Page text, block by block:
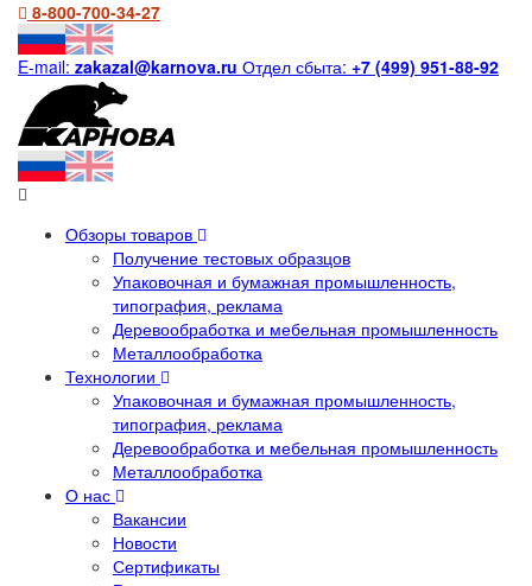
8-800-700-34-27
E-mail: zakazal@karnova.ru Отдел сбыта: +7 (499) 951-88-92
Обзоры товаров
Получение тестовых образцов
Упаковочная и бумажная промышленность,
типография, реклама
Деревообработка и мебельная промышленность
Металлообработка
Технологии
Упаковочная и бумажная промышленность,
типография, реклама
Деревообработка и мебельная промышленность
Металлообработка
О нас
Вакансии
Новости
Сертификаты